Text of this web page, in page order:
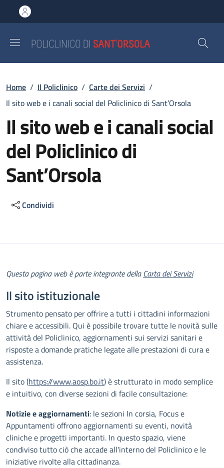
al contenuto principale
to footer content
Briciole di pane
Home / Il Policlinico / Carte dei Servizi /
Il sito web e i canali social del Policlinico di Sant’Orsola
Il sito web e i canali social
del Policlinico di
Sant’Orsola
Condividi
Descrizione
Questa pagina web è parte integrante dellaCarta dei Servizi
Il sito istituzionale
Strumento pensato per offrire a tutti i cittadini informazioni
chiare e accessibili. Qui è possibile trovare tutte le novità sulle
attività del Policlinico, aggiornamenti sui servizi sanitari e
risposte a domande pratiche legate alle prestazioni di cura e
assistenza.
Il sito (https://www.aosp.bo.it) è strutturato in modo semplice
e intuitivo, con diverse sezioni di facile consultazione:
Notizie e aggiornamenti: le sezioni In corsia, Focus e
Appuntamenti offrono aggiornamenti su eventi, novità
cliniche e progetti importanti. In questo spazio, viene
condiviso tutto ciò che accade all'interno del Policlinico e le
iniziative rivolte alla cittadinanza.